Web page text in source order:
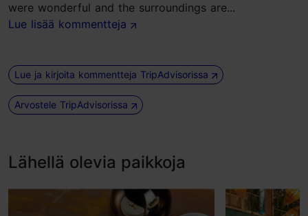
were wonderful and the surroundings are...
Lue lisää kommentteja
Lue ja kirjoita kommentteja TripAdvisorissa
Arvostele TripAdvisorissa
Lähellä olevia paikkoja